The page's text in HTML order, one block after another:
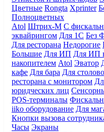
Цветные Rongta Xprinter
Полноцветных
Atol Штрих-М С
эквайрингом Для 1С Без
Для ресторана Недорогие
Большие Для ИП Для ИП
накопителем Atol Эватор
кафе Для бара Для
ресторана с монитором
юридческих лиц
POS-терминалы
iiko оборудование Для
Кнопки вызова
Часы Экраны